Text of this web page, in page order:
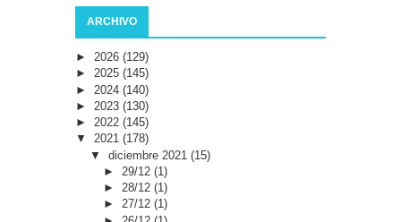
ARCHIVO
► 2026 (129)
► 2025 (145)
► 2024 (140)
► 2023 (130)
► 2022 (145)
▼ 2021 (178)
▼ diciembre 2021 (15)
► 29/12(1)
►28/12(1)
►27/12(1)